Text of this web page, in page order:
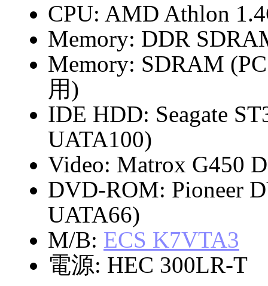
CPU: AMD Athlon
Memory: DDR
Memory: SDRAM
用)
IDE HDD: Seagate
UATA100)
Video: Matrox G450
DVD-ROM: Pioneer
UATA66)
M/B: ECS K7VTA3
電源: HEC 300LR-T